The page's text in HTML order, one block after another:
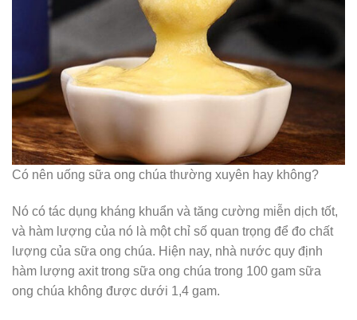
Có nên uống sữa ong chúa thường xuyên hay không?
Nó có tác dụng kháng khuẩn và tăng cường miễn dịch tốt,
và hàm lượng của nó là một chỉ số quan trọng để đo chất
lượng của sữa ong chúa. Hiện nay, nhà nước quy định
hàm lượng axit trong sữa ong chúa trong 100 gam sữa
ong chúa không được dưới 1,4 gam.